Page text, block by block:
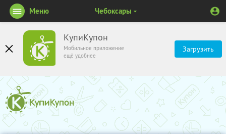
КупиКупон
Мобильное приложение
ещё удобнее
Загрузить
Меню Чебоксары